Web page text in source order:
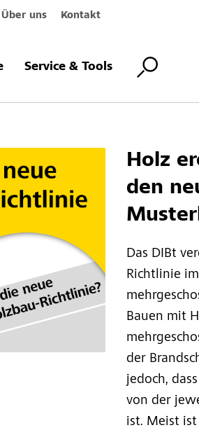
Über uns Kontakt
Service & Tools
Holz
den
Das DIBt
Richtlinie
Bauen mit
der
jedoch,
von der
ist. Meist